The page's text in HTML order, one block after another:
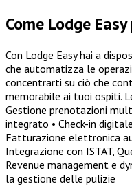
Come Lodge
Con Lodge Easy hai a
che automatizza le
concentrarti su ciò che
memorabile ai tuoi ospiti.
Gestione prenotazioni
integrato • Check-in
Fatturazione elettronica
Integrazione con ISTAT,
Revenue management e
la gestione delle pulizie